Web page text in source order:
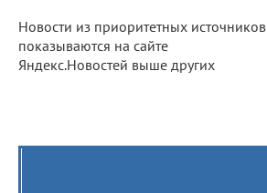
Новости из приоритетных источников
показываются на сайте
Яндекс.Новостей выше других